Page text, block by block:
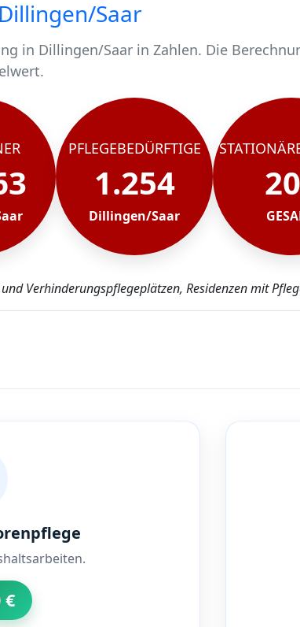
Saar
in Dillingen/Saar in Zahlen. Die
rund 1254 pflegebedürftig.
werden stationär gepflegt*.
in Dillingen/Saar, rund 1054 werden
PFLEGEBEDÜRFTIGE
1.254
Dillingen/Saar
Verhinderungspflegeplätzen, Residenzen mit
€